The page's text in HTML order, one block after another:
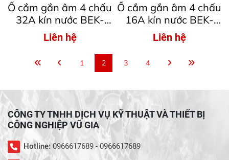
Ổ cắm gắn âm 4 chấu
32A kín nước BEK-
3242
Liên hệ
Ổ cắm gắn âm 4 chấu
16A kín nước BEK-
4142
Liên hệ
1 2 3 4
CÔNG TY TNHH DỊCH VỤ KỸ THUẬT VÀ THIẾT BỊ
CÔNG NGHIỆP VŨ GIA
Hotline: 0966617689 - 0966617689